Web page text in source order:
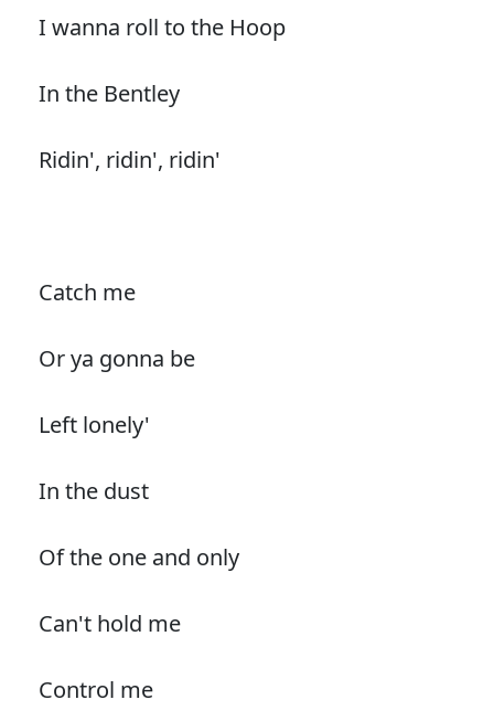
I wanna roll to the Hoop
In the Bentley
Ridin', ridin', ridin'
Catch me
Or ya gonna be
Left lonely'
In the dust
Of the one and only
Can't hold me
Control me